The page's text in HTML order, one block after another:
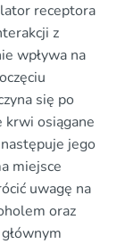
receptora
z
wpływa na
się po
krwi osiągane
jego
miejsce
uwagę na
oraz